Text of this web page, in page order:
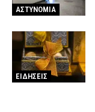
ΑΣΤΥΝΟΜΙΑ
ΕΙΔΗΣΕΙΣ